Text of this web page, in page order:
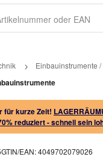
Einbauinstrumente
für kurze Zeit!
reduziert - schnell sein
GTIN/EAN:4049702079026